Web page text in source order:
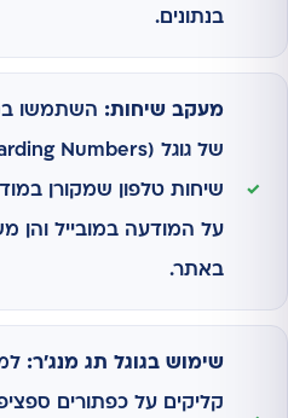
בנתונים.
מעקב שיחות: השתמשו
שיחות טלפון שמקורן
על המודעה במובייל והן
באתר.
שימוש בגוגל תג מנג'ר:
קליקים על כפתורים